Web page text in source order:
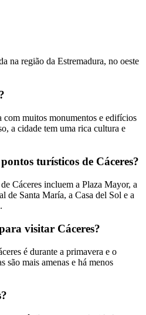
na região da Estremadura, no oeste
com muitos monumentos e edifícios
a cidade tem uma rica cultura e
turísticos de Cáceres?
Cáceres incluem a Plaza Mayor, a
de Santa María, a Casa del Sol e a
visitar Cáceres?
é durante a primavera e o
são mais amenas e há menos